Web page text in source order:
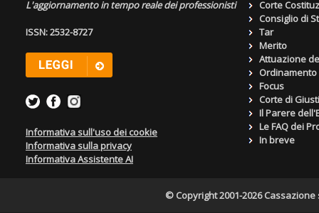
L'aggiornamento in tempo reale dei professionisti
ISSN: 2532-8727
Informativa sull'uso dei cookie
Informativa sulla privacy
Informativa Assistente AI
Corte
Consiglio di
Tar
Merito
Attuazione
Focus
Corte di
Il Parere
Le FAQ dei
In breve
© Copyright 2001-2026 Cassazione